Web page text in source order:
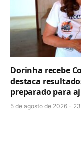
Dorinha recebe
destaca
preparado para
5 de agosto de 2026 -